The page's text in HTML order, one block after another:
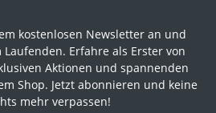
kostenlosen Newsletter an und
Erfahre als Erster von
Aktionen und spannenden
Shop. Jetzt abonnieren und keine
mehr verpassen!